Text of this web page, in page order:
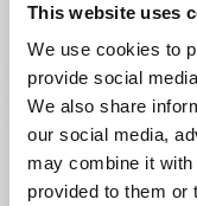
This website uses
We use cookies to
provide social
We also share
our social media,
may combine it with
provided to them or
5 nov - 7 nov
Läs mer